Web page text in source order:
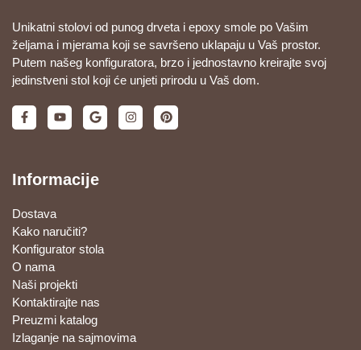
Unikatni stolovi od punog drveta i epoxy smole po Vašim
željama i mjerama koji se savršeno uklapaju u Vaš prostor.
Putem našeg konfiguratora, brzo i jednostavno kreirajte svoj
jedinstveni stol koji će unjeti prirodu u Vaš dom.
Informacije
Dostava
Kako naručiti?
Konfigurator stola
O nama
Naši projekti
Kontaktirajte nas
Preuzmi katalog
Izlaganje na sajmovima